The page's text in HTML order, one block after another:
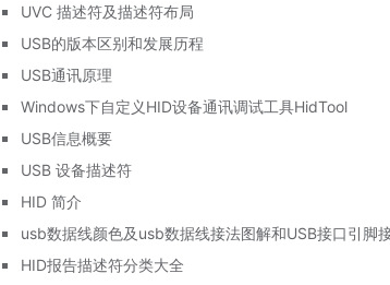
UVC 描述符及描述符布局
USB的版本区别和发展历程
USB通讯原理
Windows下自定义HID设备通讯调试工具HidTool
USB信息概要
USB 设备描述符
HID 简介
usb数据线颜色及usb数据线接法图解和USB接口引脚
HID报告描述符分类大全